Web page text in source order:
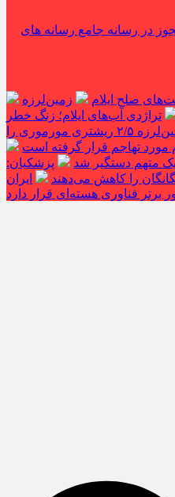
در رسانه جامع رسانه های
زمین‌لرزه
تراژدی آب‌های ایلام؛ زنگ خطر
زمین‌لرزه ۲/۵ ریشتری مورموری را
متهم دستگیر شد
پزشکیان:
را کاهش می‌دهند
ایران